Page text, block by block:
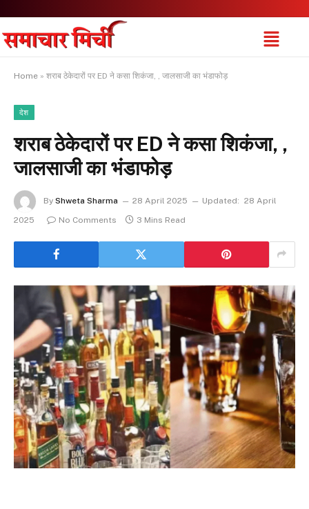
Home » शराब ठेकेदारों पर ED ने कसा शिकंजा, , जालसाजी का भंडाफोड़
देश
शराब ठेकेदारों पर ED ने कसा शिकंजा, ,
जालसाजी का भंडाफोड़
By Shweta Sharma 28 April 2025 Updated: 28 April
2025
No Comments 3 Mins Read